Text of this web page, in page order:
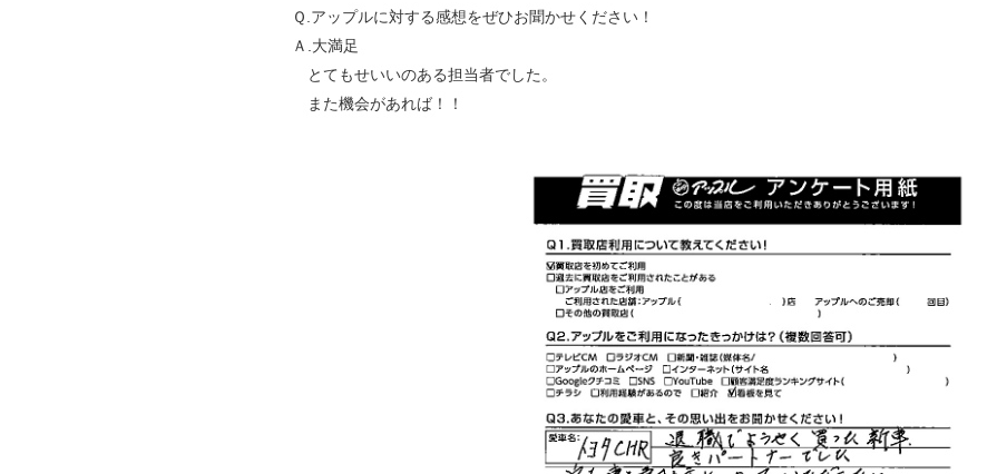
Ｑ.アップルに対する感想をぜひお聞かせください！
Ａ.大満足
とてもせいいのある担当者でした。
また機会があれば！！